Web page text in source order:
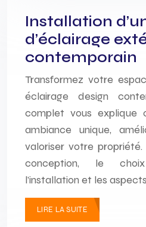
Installation
d’éclairage
contemporain
Transformez votre
éclairage design
complet vous explique
ambiance unique,
valoriser votre
conception, le
l’installation et les
LIRE LA SUITE